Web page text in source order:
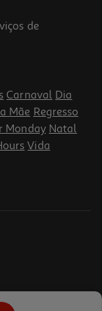
de
Carnaval Dia
Mãe Regresso
Monday Natal
Vida